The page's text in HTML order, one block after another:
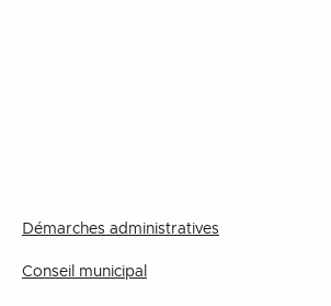
Démarches administratives
Conseil municipal